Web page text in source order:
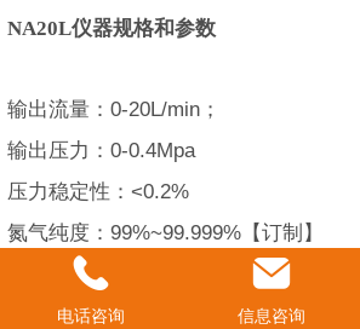
NA20L仪器规格和参数
输出流量： 0-20L/min；
输出压力： 0-0.4Mpa
压力稳定性： <0.2%
氮气纯度： 99%~99.999%【订制】
最大功率：
含水量露点：
电话咨询 信息咨询